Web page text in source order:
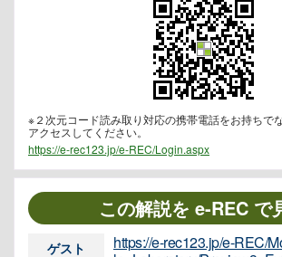
※２次元コード読み取り対応の携帯電話をお持ちで
アクセスしてください。
https://e-rec123.jp/e-REC/Login.aspx
この解説を e-REC で
ゲスト
https://e-rec123.jp/e-REC/